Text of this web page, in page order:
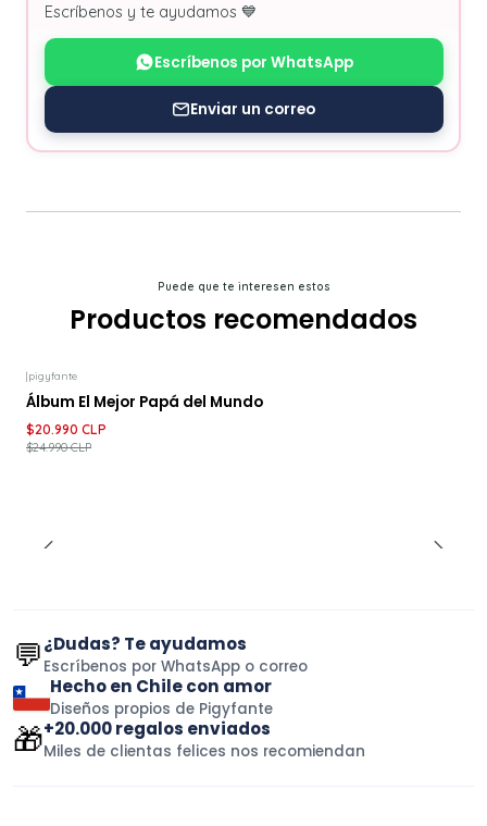
Escríbenos y te ayudamos 💙
Escríbenos por WhatsApp
Enviar un correo
Puede que te interesen estos
Productos recomendados
DESCUENTO
|pigyfante
Álbum El Mejor Papá del Mundo
$20.990 CLP
$24.990 CLP
💬¿Dudas? Te ayudamos
Escríbenos por WhatsApp o correo
Hecho en Chile con amor
Diseños propios de Pigyfante
🎁+20.000 regalos enviados
Miles de clientas felices nos recomiendan